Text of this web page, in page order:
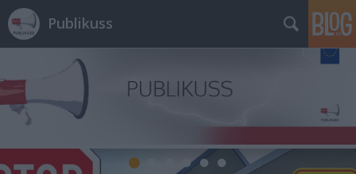
Publikuss